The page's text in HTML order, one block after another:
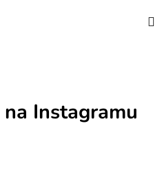
Instagramu